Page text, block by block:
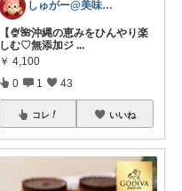
しゅがー@美味しいスイーツや雑貨紹介
【🍨🌺沖縄の恵みをひんやり楽
しむ♡無添加ジ ...
￥ 4,100
0 1 43
コレ いいね